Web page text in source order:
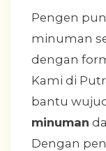
Pengen
minuman
dengan
Kami di
bantu
minuman
Dengan